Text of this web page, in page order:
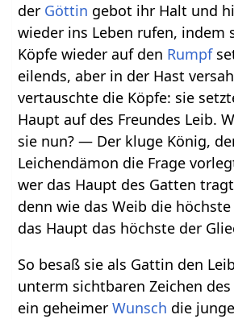
der Göttin gebot ihr Halt und
wieder ins Leben rufen, indem
Köpfe wieder auf den Rumpf
eilends, aber in der Hast
vertauschte die Köpfe: sie
Haupt auf des Freundes Leib.
sie nun? — Der kluge König,
Leichendämon die Frage
wer das Haupt des Gatten
denn wie das Weib die
das Haupt das höchste der
So besaß sie als Gattin den
unterm sichtbaren Zeichen
ein geheimerWunsch die